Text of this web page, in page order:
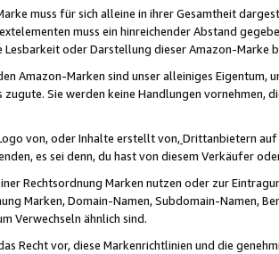
muss für sich alleine in ihrer Gesamtheit
muss ein hinreichender Abstand
Lesbarkeit oder Darstellung dieser Amazon-Marke
Amazon-Marken sind unser alleiniges
Sie werden keine Handlungen vornehmen,
von, oder Inhalte erstellt von,Drittanbietern auf
es sei denn, du hast von diesem Verkäufer
Rechtsordnung Marken nutzen oder zur
Marken, Domain-Namen, Subdomain-Namen,
Verwechseln ähnlich sind.
Recht vor, diese Markenrichtlinien und die